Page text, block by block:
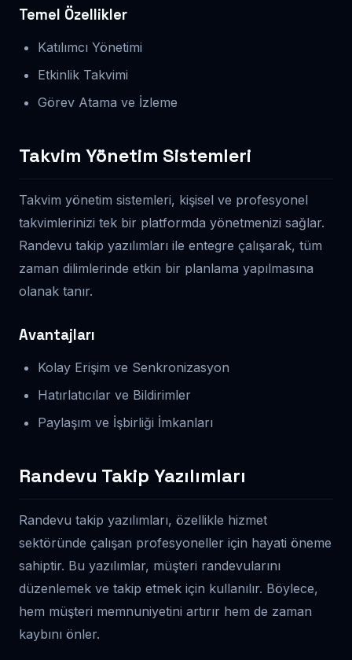
Temel Özellikler
Katılımcı Yönetimi
Etkinlik Takvimi
Görev Atama ve İzleme
Takvim Yönetim Sistemleri
Takvim yönetim sistemleri, kişisel ve profesyonel
takvimlerinizi tek bir platformda yönetmenizi sağlar.
Randevu takip yazılımları ile entegre çalışarak, tüm
zaman dilimlerinde etkin bir planlama yapılmasına
olanak tanır.
Avantajları
Kolay Erişim ve Senkronizasyon
Hatırlatıcılar ve Bildirimler
Paylaşım ve İşbirliği İmkanları
Randevu Takip Yazılımları
Randevu takip yazılımları, özellikle hizmet
sektöründe çalışan profesyoneller için hayati öneme
sahiptir. Bu yazılımlar, müşteri randevularını
düzenlemek ve takip etmek için kullanılır. Böylece,
hem müşteri memnuniyetini artırır hem de zaman
kaybını önler.